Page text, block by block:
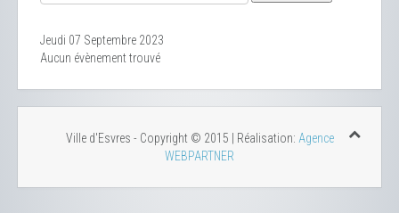
Jeudi 07 Septembre 2023
Aucun évènement trouvé
Ville d'Esvres - Copyright © 2015 | Réalisation: Agence
WEBPARTNER